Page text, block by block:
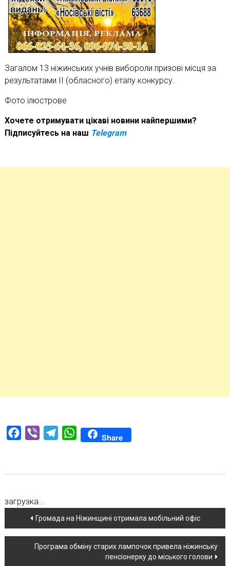
Загалом 13 ніжинських учнів вибороли призові місця за
результатами ІІ (обласного) етапу конкурсу.
Фото ілюстрове
Хочете отримувати цікаві новини найпершими?
Підписуйтесь на наш Telegram
Facebook
Viber TelegramWhatsAppShare
загрузка...
Навігація
по
новині
Громада на Ніжинщині отримала мобільний офіс
Програма обміну старих лампочок привела ніжинську
пенсіонерку до міського голови